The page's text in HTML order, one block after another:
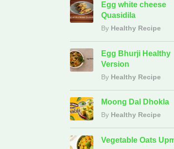
Egg white cheese
Quasidila
By Healthy Recipe
Egg Bhurji Healthy
Version
By Healthy Recipe
Moong Dal Dhokla
By Healthy Recipe
Vegetable Oats